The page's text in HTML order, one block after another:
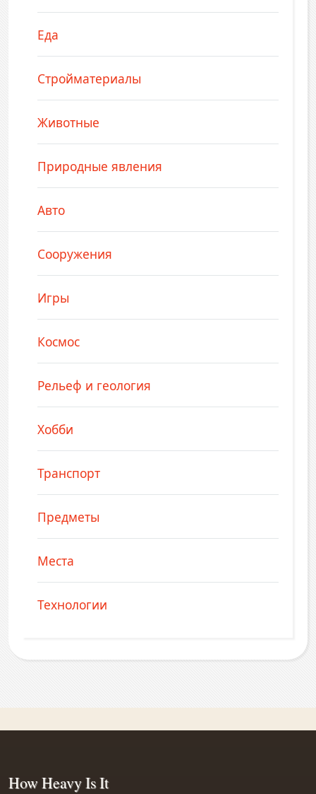
Еда
Стройматериалы
Животные
Природные явления
Авто
Сооружения
Игры
Космос
Рельеф и геология
Хобби
Транспорт
Предметы
Места
Технологии
How Heavy Is It